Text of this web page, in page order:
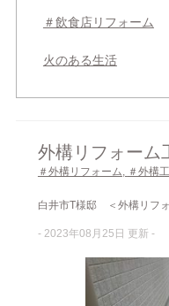
＃飲食店リフォーム
火のある生活
外構リフォーム
＃外構リフォーム, ＃外構
白井市T様邸 ＜外構リフ
- 2023年08月25日 更新 -